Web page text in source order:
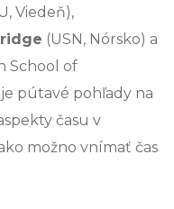
Viedeň),
(USN, Nórsko) a
School of
pútavé pohľady na
času v
možno vnímať čas